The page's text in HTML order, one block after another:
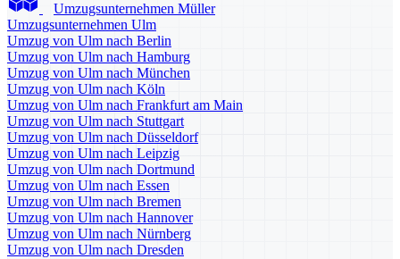
Umzugsunternehmen Müller
Umzugsunternehmen Ulm
Umzug von Ulm nach Berlin
Umzug von Ulm nach Hamburg
Umzug von Ulm nach München
Umzug von Ulm nach Köln
Umzug von Ulm nach Frankfurt am Main
Umzug von Ulm nach Stuttgart
Umzug von Ulm nach Düsseldorf
Umzug von Ulm nach Leipzig
Umzug von Ulm nach Dortmund
Umzug von Ulm nach Essen
Umzug von Ulm nach Bremen
Umzug von Ulm nach Hannover
Umzug von Ulm nach Nürnberg
Umzug von Ulm nach Dresden